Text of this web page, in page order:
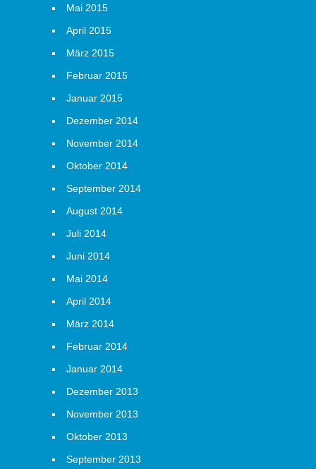
Mai 2015
April 2015
März 2015
Februar 2015
Januar 2015
Dezember 2014
November 2014
Oktober 2014
September 2014
August 2014
Juli 2014
Juni 2014
Mai 2014
April 2014
März 2014
Februar 2014
Januar 2014
Dezember 2013
November 2013
Oktober 2013
September 2013